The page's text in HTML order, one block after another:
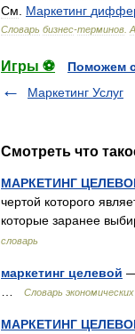
См
Маркетинг
Словарь бизнес-терминов
Игры ⚽
Поможем
Маркетинг Услуг
Смотреть что
МАРКЕТИНГ
чертой которого
которые заранее
словарь
маркетинг целевой
Словарь
МАРКЕТИНГ